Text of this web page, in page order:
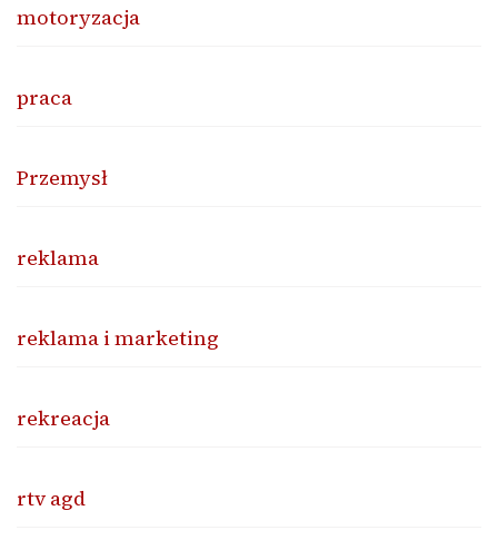
motoryzacja
praca
Przemysł
reklama
reklama i marketing
rekreacja
rtv agd